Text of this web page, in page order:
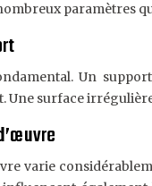
paramètres
Un
Une surface
varie